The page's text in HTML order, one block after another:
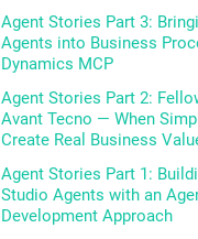
Agent Stories Part 3:
Agents into Business
Dynamics MCP
Agent Stories Part 2:
Avant Tecno — When
Create Real Business
Agent Stories Part 1:
Studio Agents with an
Development Approach